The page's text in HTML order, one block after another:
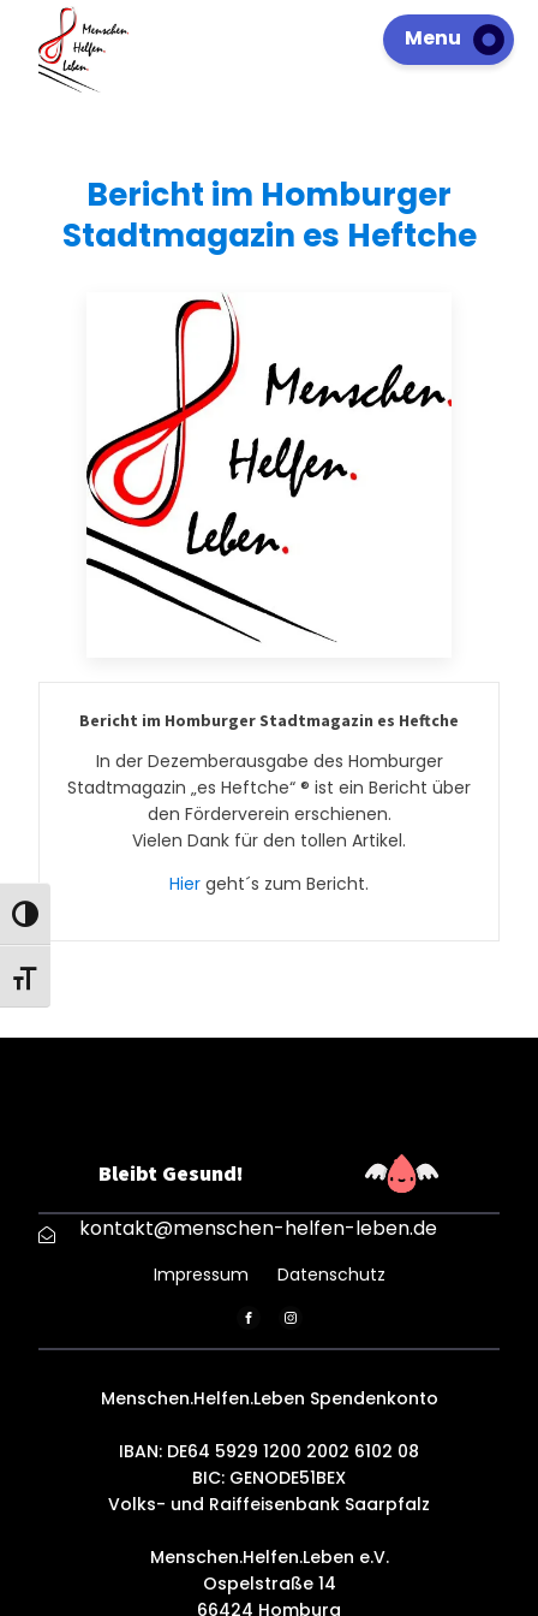
Umschalten auf hohe Kontraste
Schrift vergrößern
Spendenempfänger
Kontaktiere uns
Menu
Bericht im Homburger
Stadtmagazin es Heftche
Bericht im Homburger Stadtmagazin es Heftche
In der Dezemberausgabe des Homburger
Stadtmagazin „es Heftche“ ® ist ein Bericht über
den Förderverein erschienen.
Vielen Dank für den tollen Artikel.
Hier geht´s zum Bericht.
Bleibt Gesund!
kontakt@menschen-helfen-leben.de
Impressum Datenschutz
Menschen.Helfen.Leben Spendenkonto
IBAN: DE64 5929 1200 2002 6102 08
BIC: GENODE51BEX
Volks- und Raiffeisenbank Saarpfalz
Menschen.Helfen.Leben e.V.
Ospelstraße 14
66424 Homburg